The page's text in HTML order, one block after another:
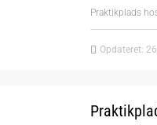
Praktikplads
Opdateret: